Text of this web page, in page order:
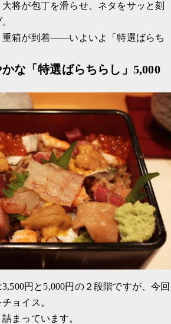
将が包丁を滑らせ、ネタをサッと刻
重箱が到着――いよいよ「特選ばらち
な「特選ばらちらし」5,000
円と5,000円の２段階ですが、今回
ョイス。
まっています。